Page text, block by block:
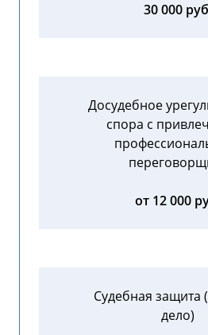
30 000
Досудебное
спора с
от 12 000
Судебная защита
дело)